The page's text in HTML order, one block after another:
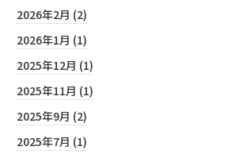
2026年2月 (2)
2026年1月 (1)
2025年12月 (1)
2025年11月 (1)
2025年9月 (2)
2025年7月 (1)